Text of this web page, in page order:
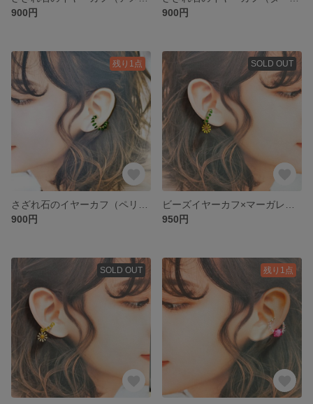
900円
900円
残り1点
900円
SOLD OUT
950円
SOLD OUT 残り1点